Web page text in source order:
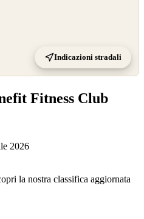
Indicazioni stradali
Fitness Club
2026
la nostra classifica aggiornata